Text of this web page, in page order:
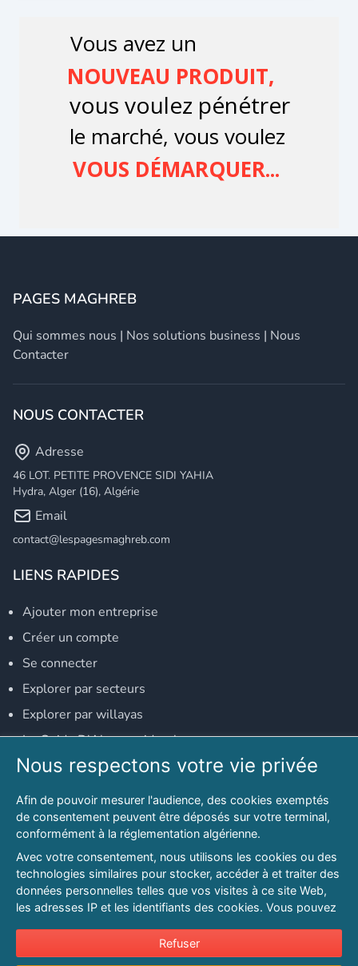
PAGES MAGHREB
Qui sommes nous | Nos solutions business | Nous
Contacter
NOUS CONTACTER
Adresse
46 LOT. PETITE PROVENCE SIDI YAHIA
Hydra, Alger (16), Algérie
Email
contact@lespagesmaghreb.com
LIENS RAPIDES
Ajouter mon entreprise
Créer un compte
Se connecter
Explorer par secteurs
Explorer par willayas
Le Guide D'Alger, guide-alger.com
NOS RÉSEAUX SOCIAUX
Notre page Facebook
Notre page LinkedIn
Notre page Instagram
Notre page Twitter
© 2026 PAGESMAGHREB.COM. ALL RIGHTS RESERVED
Nous respectons votre vie privée
Afin de pouvoir mesurer l'audience, des cookies exemptés
de consentement peuvent être déposés sur votre terminal,
conformément à la réglementation algérienne.
Avec votre consentement, nous utilisons les cookies ou des
technologies similaires pour stocker, accéder à et traiter des
données personnelles telles que vos visites à ce site Web,
les adresses IP et les identifiants des cookies. Vous pouvez
sur l'intérêt légitime à tout moment en cliquant sur « Refuser
».
Refuser